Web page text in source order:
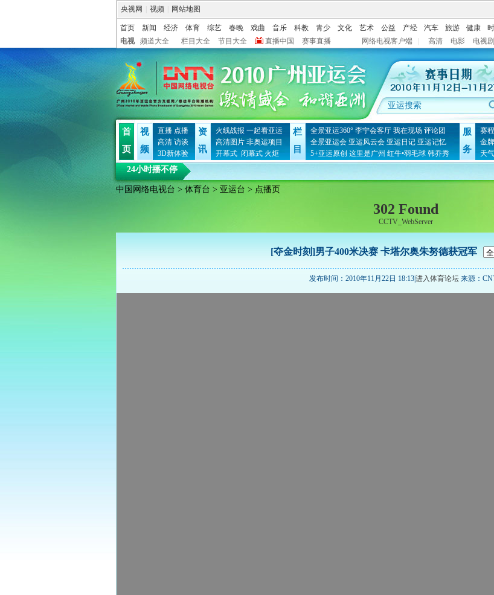
央视网 视频 网站地图
首页 新闻 经济 体育 综艺 春晚 戏曲 音乐 科教 青少 文化 艺术 公益 产经 汽车 旅游 健康
电视
频道大全 栏目大全 节目大全 直播中国 赛事直播 网络电视客户端 高清 电影 电视剧
首
页
视
频
直播 点播
高清 访谈
3D新体验
资
讯
火线战报 一起看亚运
高清图片 非奥运项目
开幕式 闭幕式 火炬
栏
目
全景亚运360° 李宁会客厅 我在现场 评论团
全景亚运会 亚运风云会 亚运日记 亚运记忆
5+亚运原创 这里是广州 红牛•羽毛球 韩乔秀
服
务
赛程
金
天气
24小时播不停
中国网络电视台 > 体育台 > 亚运台 > 点播页
302 Found
CCTV_WebServer
[夺金时刻]男子400米决赛 卡塔尔奥朱努德获冠军
发布时间：2010年11月22日 18:13|进入体育论坛 来源：